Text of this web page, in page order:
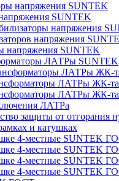
напряжения SUNTEK
SUNTEK
напряжения
напряжения
напряжения SUNTEK
ЛАТРы SUNTEK
ЛАТРы ЖК-
ЛАТРы ЖК-
ЛАТРы ЖК-
ЛАТРа
защиты от отгорания
и катушках
4-местные SUNTEK
4-местные SUNTEK
4-местные SUNTEK
4-местные SUNTEK